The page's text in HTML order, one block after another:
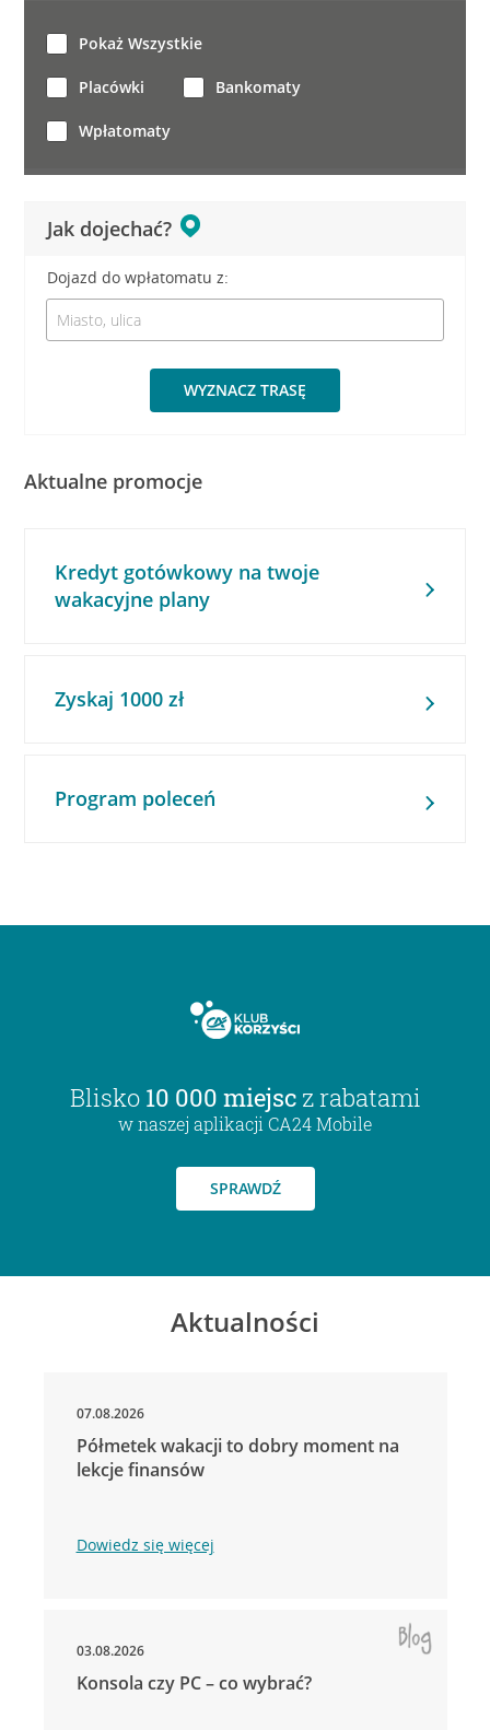
Jak dojechać?
Dojazd do wpłatomatu z:
WYZNACZ TRASĘ
Pokaż Wszystkie
Placówki Bankomaty
Wpłatomaty
Aktualne promocje
Kredyt gotówkowy na twoje
wakacyjne plany
Zyskaj 1000 zł
Program poleceń
Blisko 10 000 miejsc z rabatami
w naszej aplikacji CA24 Mobile
SPRAWDŹ
Aktualności
07.08.2026
Półmetek wakacji to dobry moment na
lekcje finansów
Dowiedz się więcej
03.08.2026
Konsola czy PC – co wybrać?